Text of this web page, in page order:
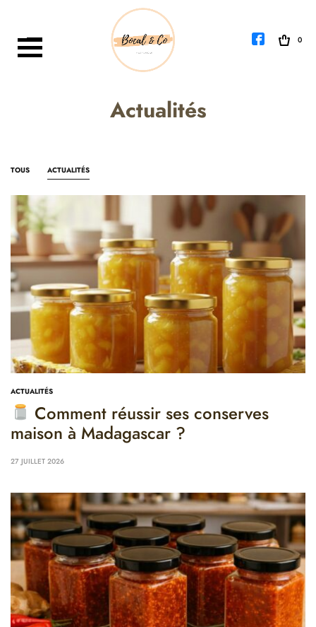
PETIT BOCAL TRANSPARENT
TUBES EN VERRE
FLACONS EN VERRE POUR
COSMÉTIQUES
DIVERS
0
Actualités
TOUS ACTUALITÉS
ACTUALITÉS
Comment réussir ses conserves
maison à Madagascar ?
27 JUILLET 2026